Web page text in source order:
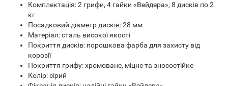
Комплектація: 2 грифи, 4 гайки «Вейдера», 8 дисків по 2
кг
Посадковий діаметр дисків: 28 мм
Матеріал: сталь високої якості
Покриття дисків: порошкова фарба для захисту від
корозії
Покриття грифу: хромоване, міцне та зносостійке
Колір: сірий